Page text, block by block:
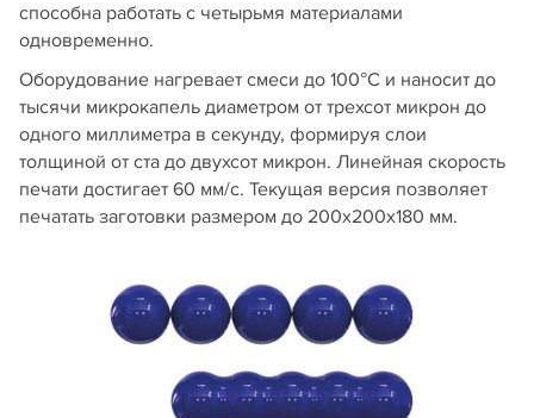
способна работать с четырьмя материалами
одновременно.
Оборудование нагревает смеси до 100°С и наносит до
тысячи микрокапель диаметром от трехсот микрон до
одного миллиметра в секунду, формируя слои
толщиной от ста до двухсот микрон. Линейная скорость
печати достигает 60 мм/c. Текущая версия позволяет
печатать заготовки размером до 200х200x180 мм.